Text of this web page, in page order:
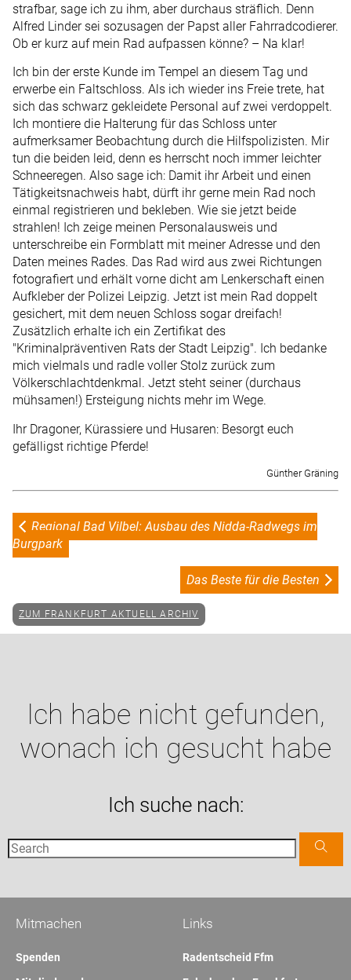
strafbar, sage ich zu ihm, aber durchaus sträflich. Denn
Alfred Linder sei sozusagen der Papst aller Fahrradcodierer.
Ob er kurz auf mein Rad aufpassen könne? – Na klar!
Ich bin der erste Kunde im Tempel an diesem Tag und
erwerbe ein Faltschloss. Als ich wieder ins Freie trete, hat
sich das schwarz gekleidete Personal auf zwei verdoppelt.
Ich montiere die Halterung für das Schloss unter
aufmerksamer Beobachtung durch die Hilfspolizisten. Mir
tun die beiden leid, denn es herrscht noch immer leichter
Schneeregen. Also sage ich: Damit ihr Arbeit und einen
Tätigkeitsnachweis habt, dürft ihr gerne mein Rad noch
einmal registrieren und bekleben. Wie sie jetzt beide
strahlen! Ich zeige meinen Personalausweis und
unterschreibe ein Formblatt mit meiner Adresse und den
Daten meines Rades. Das Rad wird aus zwei Richtungen
fotografiert und erhält vorne dicht am Lenkerschaft einen
Aufkleber der Polizei Leipzig. Jetzt ist mein Rad doppelt
gesichert, mit dem neuen Schloss sogar dreifach!
Zusätzlich erhalte ich ein Zertifikat des
"Kriminalpräventiven Rats der Stadt Leipzig". Ich bedanke
mich vielmals und radle voller Stolz zurück zum
Völkerschlachtdenkmal. Jetzt steht seiner (durchaus
mühsamen!) Ersteigung nichts mehr im Wege.
Ihr Dragoner, Kürassiere und ­Husaren: Besorgt euch
gefälligst richtige Pferde!
Günther Gräning
Regional Bad Vilbel: Ausbau des Nidda-Radwegs im
Burgpark
Das Beste für die Besten
ZUM FRANKFURT AKTUELL ARCHIV
Ich habe nicht gefunden,
wonach ich gesucht habe
Ich suche nach:
Links
Radentscheid Ffm
Mitmachen
Spenden